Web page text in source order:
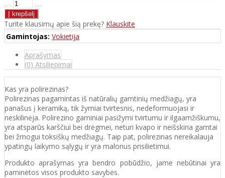
Turite klausimų apie šią prekę? Klauskite
Gamintojas: Vokietija
Aprašymas
(0) Atsiliepimai
Kas yra polirezinas?
Polirezinas pagamintas iš natūralių gamtinių medžiagų, yra
panašus į keramiką, tik žymiai tvirtesnis, nedeformuojasi ir
neskilinėja. Polirezino gaminiai pasižymi tvirtumu ir ilgaamžiškumu,
yra atsparūs karščiui bei drėgmei, neturi kvapo ir neišskiria gamtai
bei žmogui toksiškų medžiagų. Taip pat, polirezinas nereikalauja
ypatingų laikymo sąlygų ir yra malonus prisilietimui.
Produkto aprašymas yra bendro pobūdžio, jame nebūtinai yra
paminėtos visos produkto savybės.